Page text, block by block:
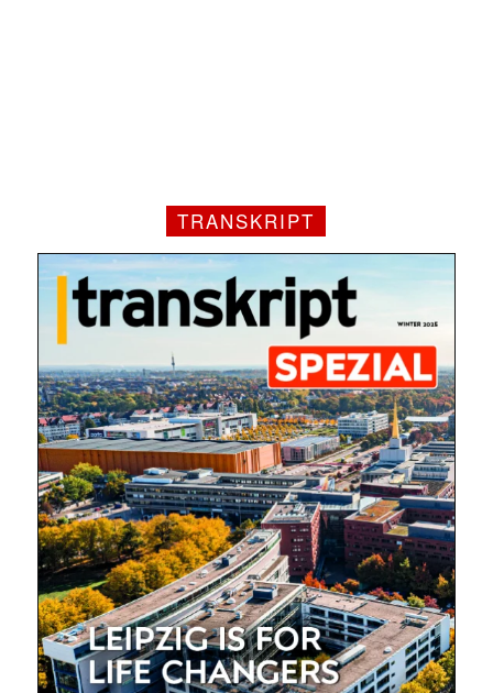
Mit dem |transkript-Newsletter
jede Woche aktuell informiert.
E-
Mail
(erforderlich)
TRANSKRIPT